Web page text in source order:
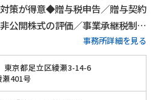
策が得意◆贈与税申告／贈与契約
公開株式の評価／事業承継税制の
がある代表税理士が相続税申
相続全般についてサポートいたし
事務所詳細を見る
東京都足立区綾瀬3-14-6
401号